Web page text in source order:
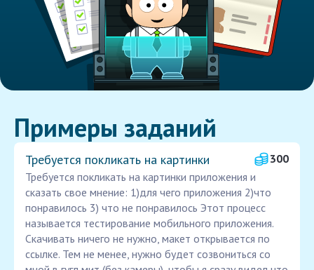
Примеры заданий
Требуется покликать на картинки
300
Требуется покликать на картинки приложения и
сказать свое мнение: 1)для чего приложения 2)что
понравилось 3) что не понравилось Этот процесс
называется тестирование мобильного приложения.
Скачивать ничего не нужно, макет открывается по
ссылке. Тем не менее, нужно будет созвониться со